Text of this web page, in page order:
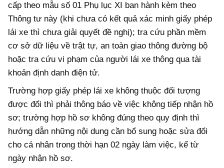
cấp theo mẫu số 01 Phụ lục XI ban hành kèm theo
Thông tư này (khi chưa có kết quả xác minh giấy phép
lái xe thì chưa giải quyết đề nghị); tra cứu phần mềm
cơ sở dữ liệu về trật tự, an toàn giao thông đường bộ
hoặc tra cứu vi phạm của người lái xe thông qua tài
khoản định danh điện tử.
Trường hợp giấy phép lái xe không thuộc đối tượng
được đổi thì phải thông báo về việc không tiếp nhận hồ
sơ; trường hợp hồ sơ không đúng theo quy định thì
hướng dẫn những nội dung cần bổ sung hoặc sửa đổi
cho cá nhân trong thời hạn 02 ngày làm việc, kể từ
ngày nhận hồ sơ.